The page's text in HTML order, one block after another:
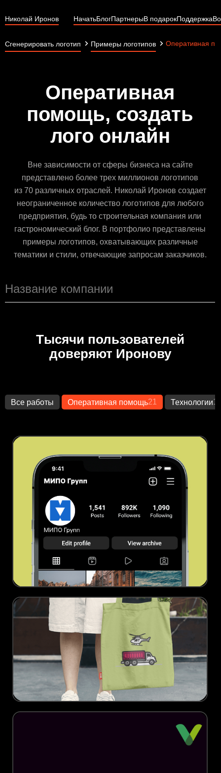
Николай Иронов НачатьБлогПартнерыВ подарокПоддержка
Сгенерировать логотип Примеры логотипов Оперативная
Оперативная
помощь, создать
лого онлайн
Вне зависимости от сферы бизнеса на сайте
представлено более трех миллионов логотипов
из 70 различных отраслей. Николай Иронов создает
неограниченное количество логотипов для любого
предприятия, будь то строительная компания или
гастрономический блог. В портфолио представлены
примеры логотипов, охватывающих различные
тематики и стили, отвечающие запросам заказчиков.
Тысячи пользователей
доверяют Иронову
Все работы Оперативная помощь21 Технологии